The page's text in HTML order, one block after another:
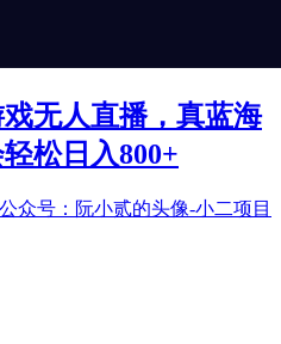
无人直播，真蓝海
松日入800+